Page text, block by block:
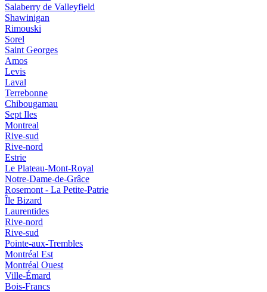
Salaberry de Valleyfield
Shawinigan
Rimouski
Sorel
Saint Georges
Amos
Levis
Laval
Terrebonne
Chibougamau
Sept Iles
Montreal
Rive-sud
Rive-nord
Estrie
Le Plateau-Mont-Royal
Notre-Dame-de-Grâce
Rosemont - La Petite-Patrie
Île Bizard
Laurentides
Rive-nord
Rive-sud
Pointe-aux-Trembles
Montréal Est
Montréal Ouest
Ville-Émard
Bois-Francs